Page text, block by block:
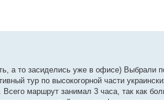
а то засиделись уже в офисе) Выбрали
тур по высокогорной части
маршрут занимал 3 часа, так как